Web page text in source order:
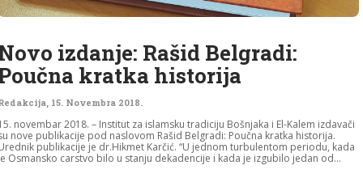
izdanje: Rašid Belgradi:
kratka historija
, 15. Novembra 2018.
novembar 2018. – Institut za islamsku tradiciju Bošnjaka i El-Kalem izdavači
nove publikacije pod naslovom Rašid Belgradi: Poučna kratka historija.
publikacije je dr.Hikmet Karčić. “U jednom turbulentom periodu, kada
Osmansko carstvo bilo u stanju dekadencije i kada je izgubilo jedan od...